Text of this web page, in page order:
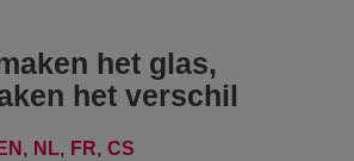
het glas,
het verschil
EN NL FR CS